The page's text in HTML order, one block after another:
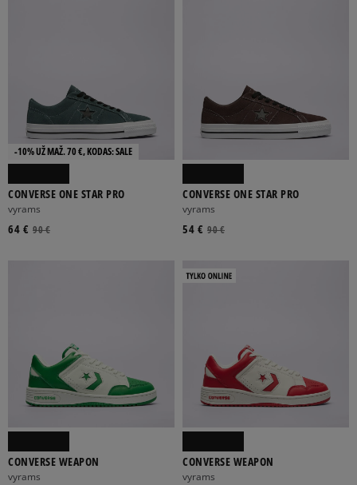
-10% UŽ MAŽ. 70 €, KODAS: SALE
CONVERSE ONE STAR PRO
vyrams
90 €
64 €
CONVERSE ONE STAR PRO
vyrams
90 €
54 €
CONVERSE WEAPON
vyrams
CONVERSE WEAPON
vyrams